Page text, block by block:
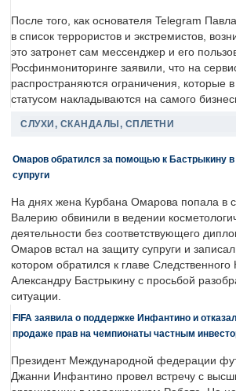
После того, как основателя Telegram
в список террористов и экстремистов,
это затронет сам мессенджер и его
Росфинмониторинге заявили, что на
распространяются ограничения, которые в
статусом накладываются на самого
СЛУХИ, СКАНДАЛЫ, СПЛЕТНИ
Омаров обратился за помощью к Бастрыкину
супруги
На днях жена Курбана Омарова попала в
Валерию обвинили в ведении
деятельности без соответствующего
Омаров встал на защиту супруги и
котором обратился к главе Следственного
Александру Бастрыкину с просьбой
ситуации.
FIFA заявила о поддержке Инфантино и
продаже прав на чемпионаты частным
Президент Международной федерации
Джанни Инфантино провел встречу с